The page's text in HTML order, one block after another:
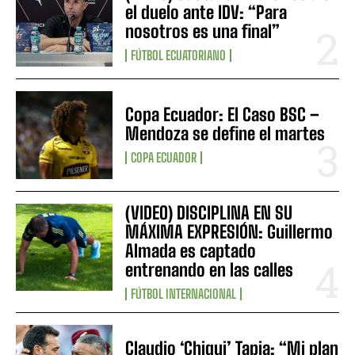
el duelo ante IDV: “Para
nosotros es una final”
FÚTBOL ECUATORIANO
Copa Ecuador: El Caso BSC –
Mendoza se define el martes
COPA ECUADOR
(VIDEO) DISCIPLINA EN SU
MÁXIMA EXPRESIÓN: Guillermo
Almada es captado
entrenando en las calles
FÚTBOL INTERNACIONAL
Claudio ‘Chiqui’ Tapia: “Mi plan